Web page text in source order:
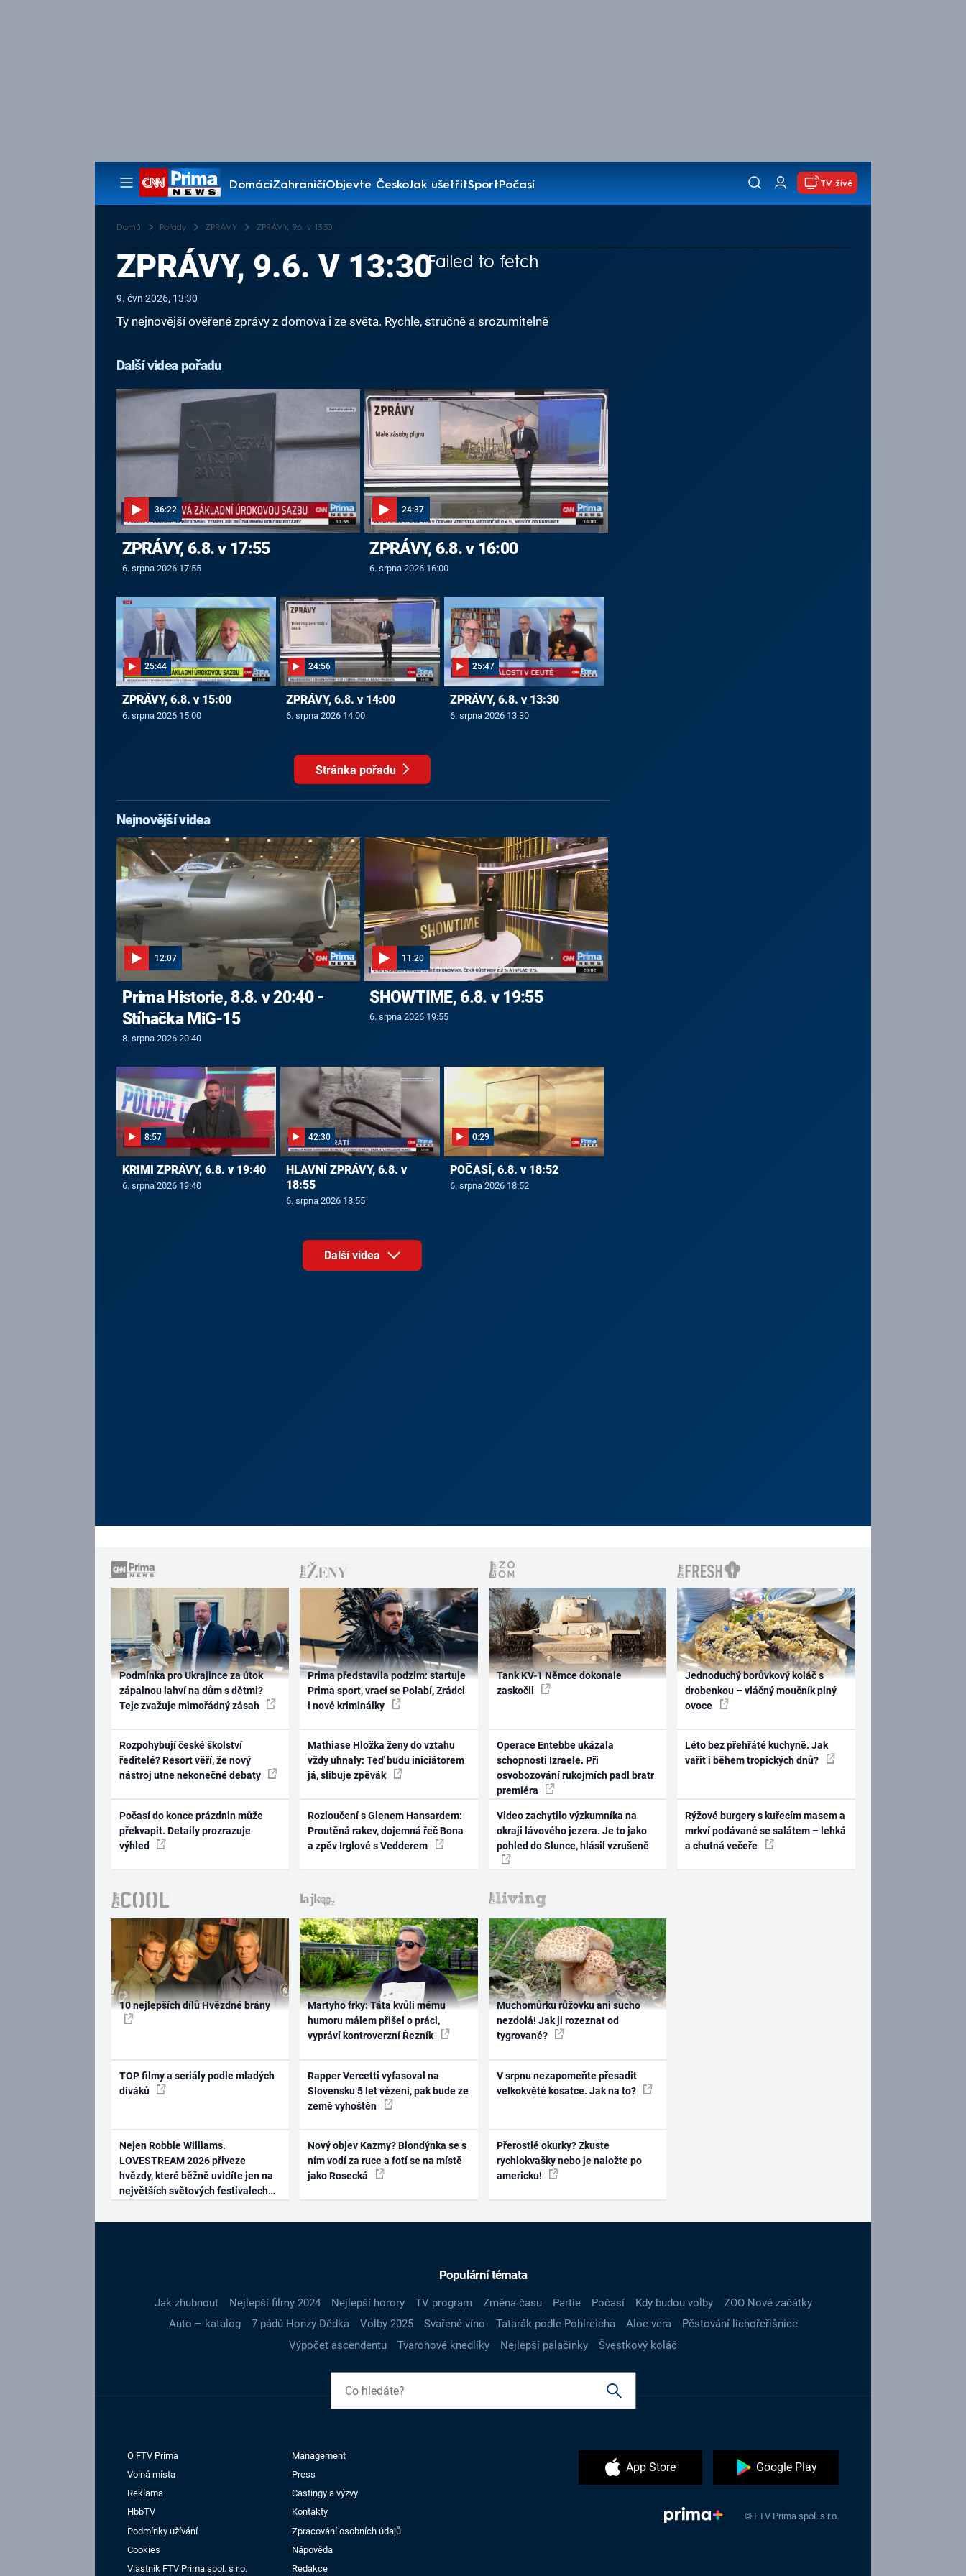
DomácíZahraničíObjevte ČeskoJak ušetřitSportPočasí
Pořady
TV živě
Domů Pořady ZPRÁVY ZPRÁVY, 9.6. v 13:30
Failed to fetch
ZPRÁVY, 9.6. V 13:30
9. čvn 2026, 13:30
Ty nejnovější ověřené zprávy z domova i ze světa. Rychle, stručně a srozumitelně
Další videa pořadu
36:22
ZPRÁVY, 6.8. v 17:55
6. srpna 2026 17:55
24:37
ZPRÁVY, 6.8. v 16:00
6. srpna 2026 16:00
25:44
ZPRÁVY, 6.8. v 15:00
6. srpna 2026 15:00
24:56
ZPRÁVY, 6.8. v 14:00
6. srpna 2026 14:00
25:47
ZPRÁVY, 6.8. v 13:30
6. srpna 2026 13:30
Stránka pořadu
Nejnovější videa
12:07
Prima Historie, 8.8. v 20:40 -
Stíhačka MiG-15
8. srpna 2026 20:40
11:20
SHOWTIME, 6.8. v 19:55
6. srpna 2026 19:55
8:57
KRIMI ZPRÁVY, 6.8. v 19:40
6. srpna 2026 19:40
42:30
HLAVNÍ ZPRÁVY, 6.8. v
18:55
6. srpna 2026 18:55
0:29
POČASÍ, 6.8. v 18:52
6. srpna 2026 18:52
Další videa
Podmínka pro Ukrajince za útok
zápalnou lahví na dům s dětmi?
Tejc zvažuje mimořádný zásah
Rozpohybují české školství
ředitelé? Resort věří, že nový
nástroj utne nekonečné debaty
Počasí do konce prázdnin může
překvapit. Detaily prozrazuje
výhled
Prima představila podzim: startuje
Prima sport, vrací se Polabí, Zrádci
i nové kriminálky
Mathiase Hložka ženy do vztahu
vždy uhnaly: Teď budu iniciátorem
já, slibuje zpěvák
Rozloučení s Glenem Hansardem:
Proutěná rakev, dojemná řeč Bona
a zpěv Irglové s Vedderem
Tank KV-1 Němce dokonale
zaskočil
Operace Entebbe ukázala
schopnosti Izraele. Při
osvobozování rukojmích padl bratr
premiéra
Video zachytilo výzkumníka na
okraji lávového jezera. Je to jako
pohled do Slunce, hlásil vzrušeně
Jednoduchý borůvkový koláč s
drobenkou – vláčný moučník plný
ovoce
Léto bez přehřáté kuchyně. Jak
vařit i během tropických dnů?
Rýžové burgery s kuřecím masem a
mrkví podávané se salátem – lehká
a chutná večeře
10 nejlepších dílů Hvězdné brány
TOP filmy a seriály podle mladých
diváků
Nejen Robbie Williams.
LOVESTREAM 2026 přiveze
hvězdy, které běžně uvidíte jen na
největších světových festivalech
Martyho frky: Táta kvůli mému
humoru málem přišel o práci,
vypráví kontroverzní Řezník
Rapper Vercetti vyfasoval na
Slovensku 5 let vězení, pak bude ze
země vyhoštěn
Nový objev Kazmy? Blondýnka se s
ním vodí za ruce a fotí se na místě
jako Rosecká
Muchomůrku růžovku ani sucho
nezdolá! Jak ji rozeznat od
tygrované?
V srpnu nezapomeňte přesadit
velkokvěté kosatce. Jak na to?
Přerostlé okurky? Zkuste
rychlokvašky nebo je naložte po
americku!
Populární témata
Jak zhubnout Nejlepší filmy 2024 Nejlepší horory TV program Změna času Partie Počasí Kdy budou volby
ZOO Nové začátky
Auto – katalog
7 pádů Honzy Dědka Volby 2025 Svařené víno Tatarák podle Pohlreicha Aloe vera
Pěstování lichořeřišnice
Výpočet ascendentu
Tvarohové knedlíky Nejlepší palačinky Švestkový koláč
O FTV Prima
Management
Volná místa
Press
Reklama
Castingy a výzvy
HbbTV
Kontakty
Podmínky užívání
Zpracování osobních údajů
Cookies
Nápověda
Vlastník FTV Prima spol. s r.o.
Redakce
App Store Google Play
© FTV Prima spol. s r.o.